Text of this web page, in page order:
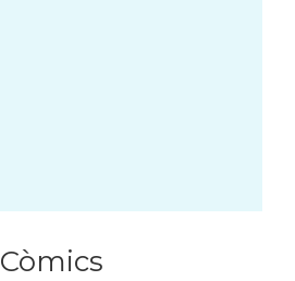
Còmics